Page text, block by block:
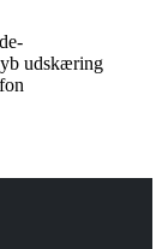
udskæring